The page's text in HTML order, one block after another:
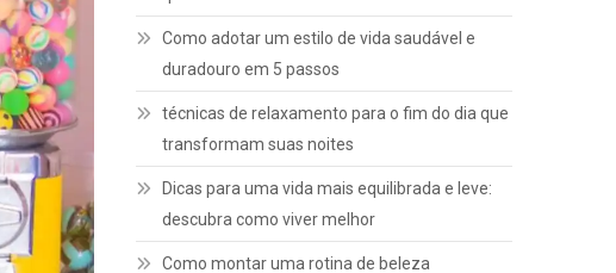
Como adotar um estilo de vida saudável e
duradouro em 5 passos
técnicas de relaxamento para o fim do dia que
transformam suas noites
Dicas para uma vida mais equilibrada e leve:
descubra como viver melhor
Como montar uma rotina de beleza